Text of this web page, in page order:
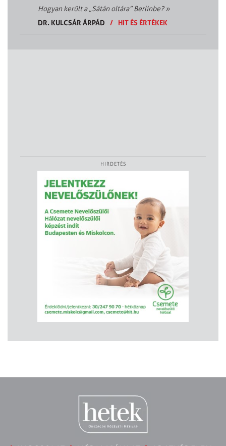
Hogyan került a „Sátán oltára” Berlinbe?»
DR. KULCSÁR ÁRPÁD
/ HIT ÉS ÉRTÉKEK
HIRDETÉS